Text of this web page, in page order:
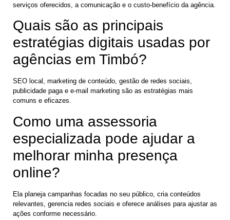
serviços oferecidos, a comunicação e o custo-benefício da agência.
Quais são as principais
estratégias digitais usadas por
agências em Timbó?
SEO local, marketing de conteúdo, gestão de redes sociais,
publicidade paga e e-mail marketing são as estratégias mais
comuns e eficazes.
Como uma assessoria
especializada pode ajudar a
melhorar minha presença
online?
Ela planeja campanhas focadas no seu público, cria conteúdos
relevantes, gerencia redes sociais e oferece análises para ajustar as
ações conforme necessário.